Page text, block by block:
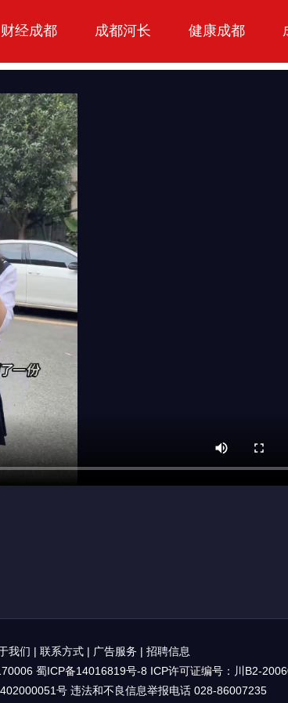
财经成都 成都河长 健康成都
我们 | 联系方式 | 广告服务 | 招聘信息
蜀ICP备14016819号-8 ICP许可证编号：川B2-
号 违法和不良信息举报电话 028-86007235